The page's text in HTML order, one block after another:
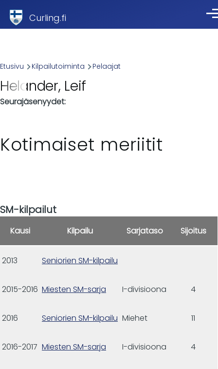
Curling.fi
Breadcrumb
Etusivu Kilpailutoiminta Pelaajat
Helander, Leif
Seurajäsenyydet
Kotimaiset meriitit
SM-kilpailut
Kausi Kilpailu Sarjataso Sijoitus
2013 Seniorien SM-kilpailu
2015-2016 Miesten SM-sarja I-divisioona 4
2016 Seniorien SM-kilpailu Miehet 11
2016-2017 Miesten SM-sarja I-divisioona 4